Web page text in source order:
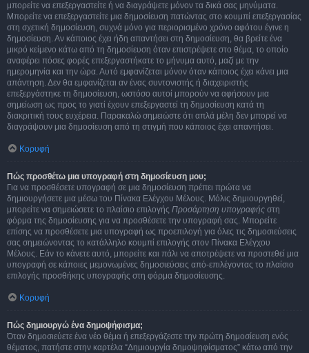
μπορείτε να επεξεργαστείτε ή να διαγράψετε μόνον τα δικά σας μηνύματα.
Μπορείτε να επεξεργαστείτε μια δημοσίευση πατώντας στο κουμπί επεξεργασίας
στη σχετική δημοσίευση, συχνά μόνο για περιορισμένο χρόνο αφότου έγινε η
δημοσίευση. Αν κάποιος έχει ήδη απαντήσει στη δημοσίευση, θα βρείτε ένα
μικρό κείμενο κάτω από τη δημοσίευση όταν επιστρέψετε στο θέμα, το οποίο
αναφέρει πόσες φορές επεξεργαστήκατε το μήνυμα αυτό, μαζί με την
ημερομηνία και την ώρα. Αυτό εμφανίζεται μόνον όταν κάποιος έχει κάνει μια
απάντηση. Δεν θα εμφανίζεται αν ένας συντονιστής ή διαχειριστής
επεξεργάστηκε τη δημοσίευση, ωστόσο αυτοί μπορούν να αφήσουν μια
σημείωση ως προς το γιατί έχουν επεξεργαστεί τη δημοσίευση κατά τη
διακριτική τους ευχέρεια. Παρακαλώ σημειώστε ότι απλά μέλη δεν μπορεί να
διαγράψουν μια δημοσίευση από τη στιγμή που κάποιος έχει απαντήσει.
Κορυφή
Πώς προσθέτω μια υπογραφή στη δημοσίευση μου;
Για να προσθέσετε υπογραφή σε μια δημοσίευση πρέπει πρώτα να
δημιουργήσετε μια μέσω του Πίνακα Ελέγχου Μέλους. Μόλις δημιουργηθεί,
μπορείτε να σημειώσετε το πλαίσιο επιλογής Προσάρτηση υπογραφής στη
φόρμα της δημοσίευσης για να προσθέσετε την υπογραφή σας. Μπορείτε
επίσης να προσθέσετε μια υπογραφή ως προεπιλογή για όλες τις δημοσιεύσεις
σας σημειώνοντας το κατάλληλο κουμπί επιλογής στον Πίνακα Ελέγχου
Μέλους. Εάν το κάνετε αυτό, μπορείτε και πάλι να αποτρέψετε να προστεθεί μια
υπογραφή σε κάποιες μεμονωμένες δημοσιεύσεις από-επιλέγοντας το πλαίσιο
επιλογής προσθήκης υπογραφής στη φόρμα δημοσίευσης.
Κορυφή
Πώς δημιουργώ ένα δημοψήφισμα;
Όταν δημοσιεύετε ένα νέο θέμα ή επεξεργάζεστε την πρώτη δημοσίευση ενός
θέματος, πατήστε στην καρτέλα “Δημιουργία δημοψηφίσματος” κάτω από την